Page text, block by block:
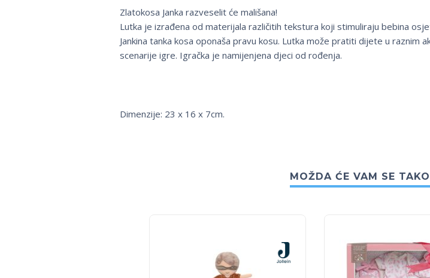
Zlatokosa Janka razveselit će mališana!
Lutka je izrađena od materijala različitih tekstura koji stimuliraju bebina
Jankina tanka kosa oponaša pravu kosu. Lutka može pratiti dijete u
scenarije igre. Igračka je namijenjena djeci od rođenja.
Dimenzije: 23 x 16 x 7cm.
MOŽDA ĆE VAM SE